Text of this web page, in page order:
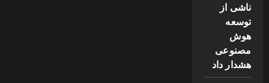
ناشی از
توسعه
هوش
مصنوعی
هشدار داد